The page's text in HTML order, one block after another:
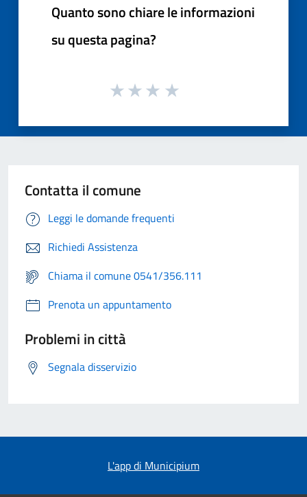
Quanto sono chiare le informazioni
su questa pagina?
Contatta il comune
Leggi le domande frequenti
Richiedi Assistenza
Chiama il comune 0541/356.111
Prenota un appuntamento
Problemi in città
Segnala disservizio
L'app di Municipium